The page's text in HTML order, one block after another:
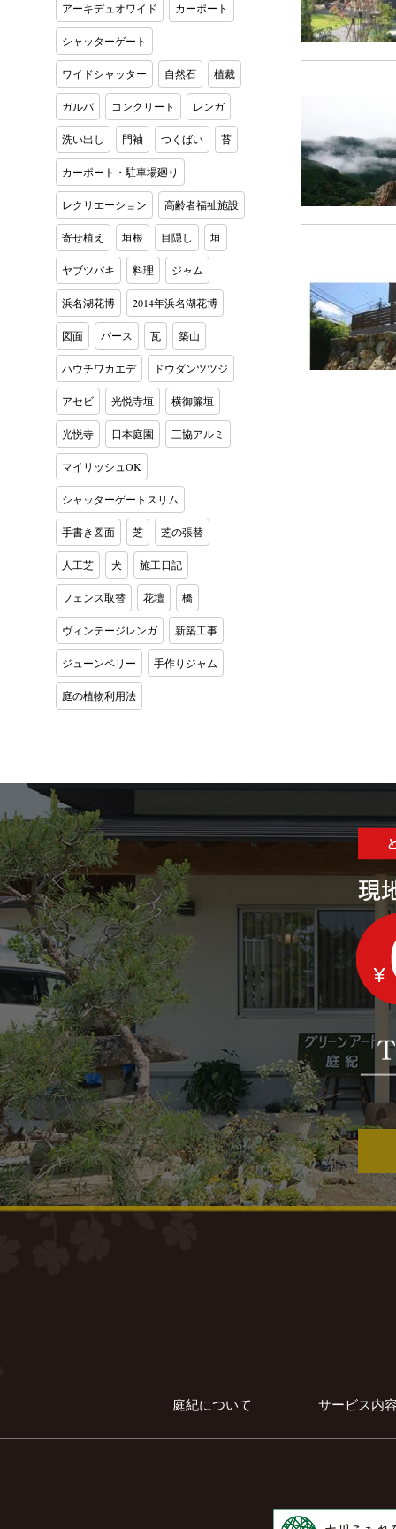
アーキデュオワイド カーポート
シャッターゲート
ワイドシャッター 自然石 植裁
ガルバ コンクリート レンガ
洗い出し 門袖 つくばい 苔
カーポート・駐車場廻り
レクリエーション 高齢者福祉施設
寄せ植え 垣根 目隠し 垣
ヤブツバキ 料理 ジャム
浜名湖花博 2014年浜名湖花博
図面 パース 瓦 築山
ハウチワカエデ ドウダンツツジ
アセビ 光悦寺垣 横御簾垣
光悦寺 日本庭園 三協アルミ
マイリッシュOK
シャッターゲートスリム
手書き図面 芝 芝の張替
人工芝 犬 施工日記
フェンス取替 花壇 橋
ヴィンテージレンガ 新築工事
ジューンベリー 手作りジャム
庭の植物利用法
庭紀について サービス内